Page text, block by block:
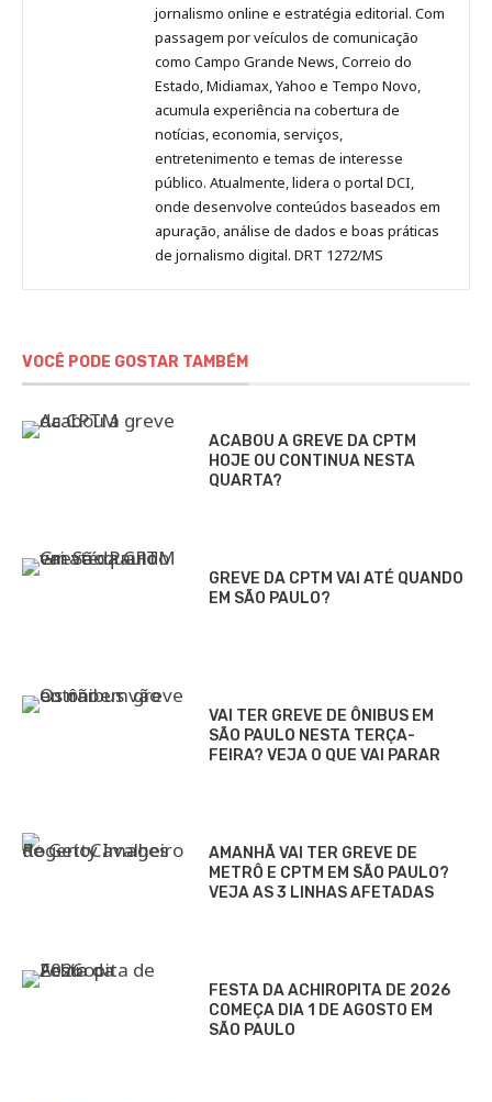
Pinterest
LinkedInInstagram
FacebookMalagolini
jornalismo online e estratégia editorial. Com
passagem por veículos de comunicação
como Campo Grande News, Correio do
Estado, Midiamax, Yahoo e Tempo Novo,
acumula experiência na cobertura de
notícias, economia, serviços,
entretenimento e temas de interesse
público. Atualmente, lidera o portal DCI,
onde desenvolve conteúdos baseados em
apuração, análise de dados e boas práticas
de jornalismo digital. DRT 1272/MS
VOCÊ PODE GOSTAR TAMBÉM
ACABOU A GREVE DA CPTM
HOJE OU CONTINUA NESTA
QUARTA?
GREVE DA CPTM VAI ATÉ QUANDO
EM SÃO PAULO?
VAI TER GREVE DE ÔNIBUS EM
SÃO PAULO NESTA TERÇA-
FEIRA? VEJA O QUE VAI PARAR
AMANHÃ VAI TER GREVE DE
METRÔ E CPTM EM SÃO PAULO?
VEJA AS 3 LINHAS AFETADAS
FESTA DA ACHIROPITA DE 2026
COMEÇA DIA 1 DE AGOSTO EM
SÃO PAULO